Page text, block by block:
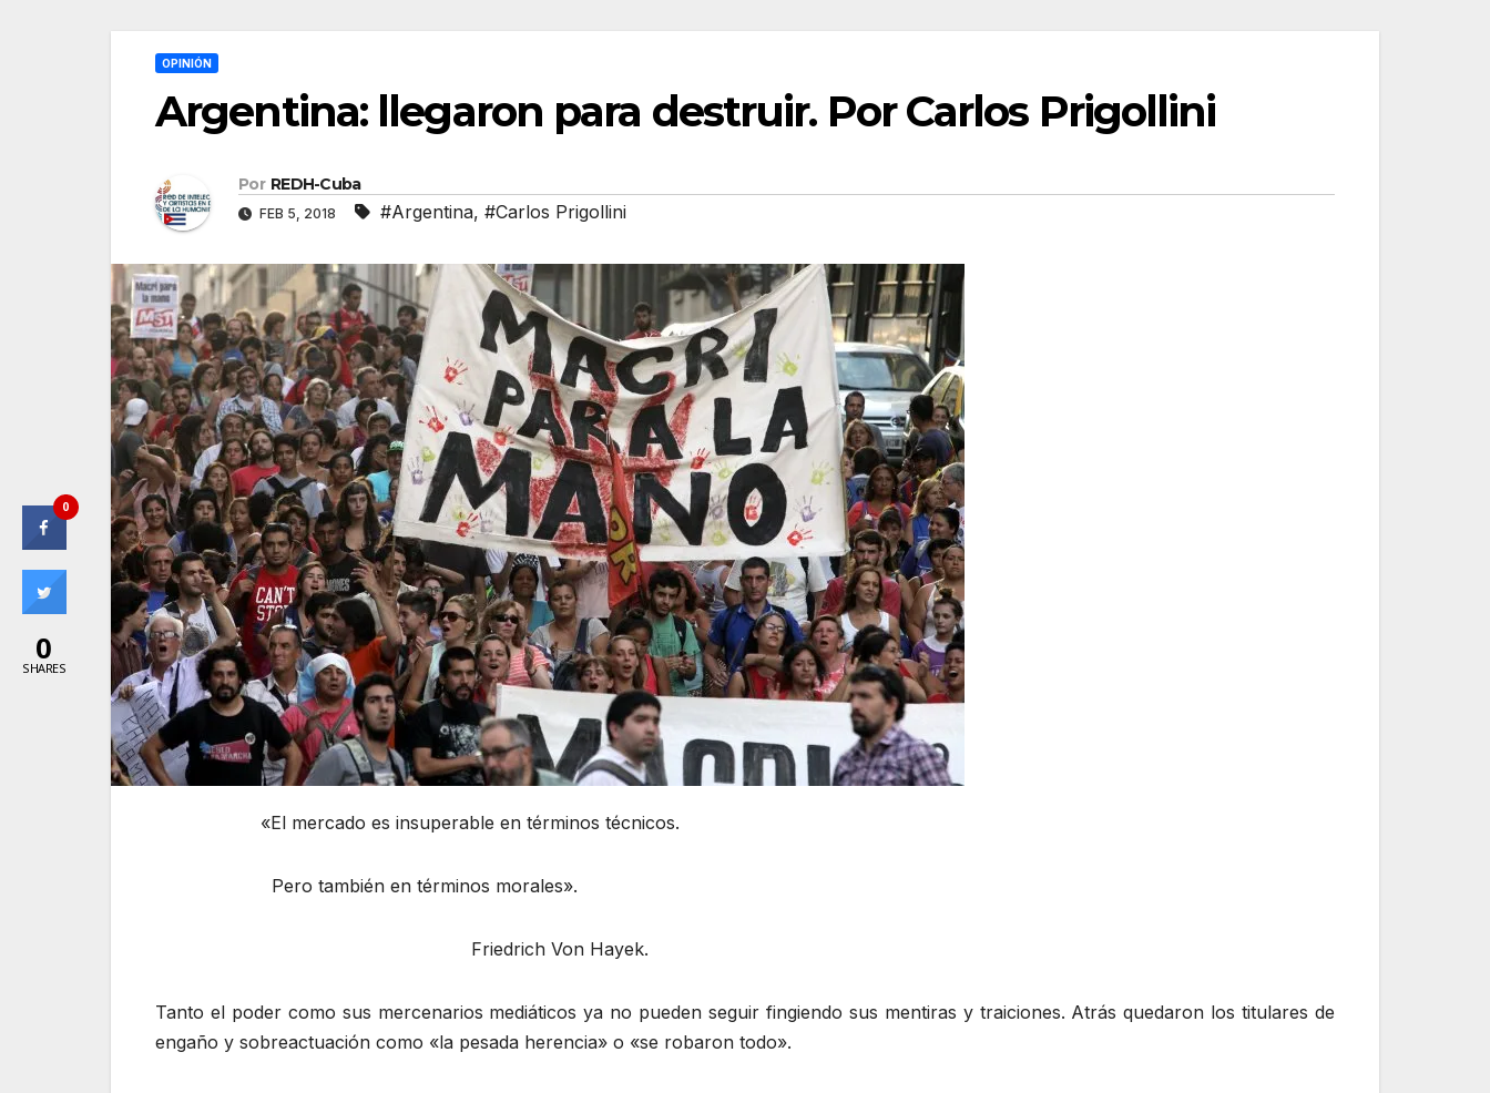
OPINIÓN
Argentina: llegaron para destruir. Por Carlos Prigollini
Por REDH-Cuba
FEB 5, 2018 #Argentina, #Carlos Prigollini
«El mercado es insuperable en términos técnicos.
Pero también en términos morales».
Friedrich Von Hayek.
Tanto el poder como sus mercenarios mediáticos ya no pueden seguir fingiendo sus mentiras y traiciones. Atrás quedaron los titulares de
engaño y sobreactuación como «la pesada herencia» o «se robaron todo».
0
0
SHARES